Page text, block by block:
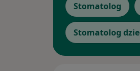
Stomatolog
Stomatolog